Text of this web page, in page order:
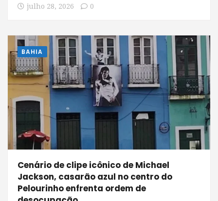
julho 28, 2026 0
BAHIA
Cenário de clipe icônico de Michael
Jackson, casarão azul no centro do
Pelourinho enfrenta ordem de